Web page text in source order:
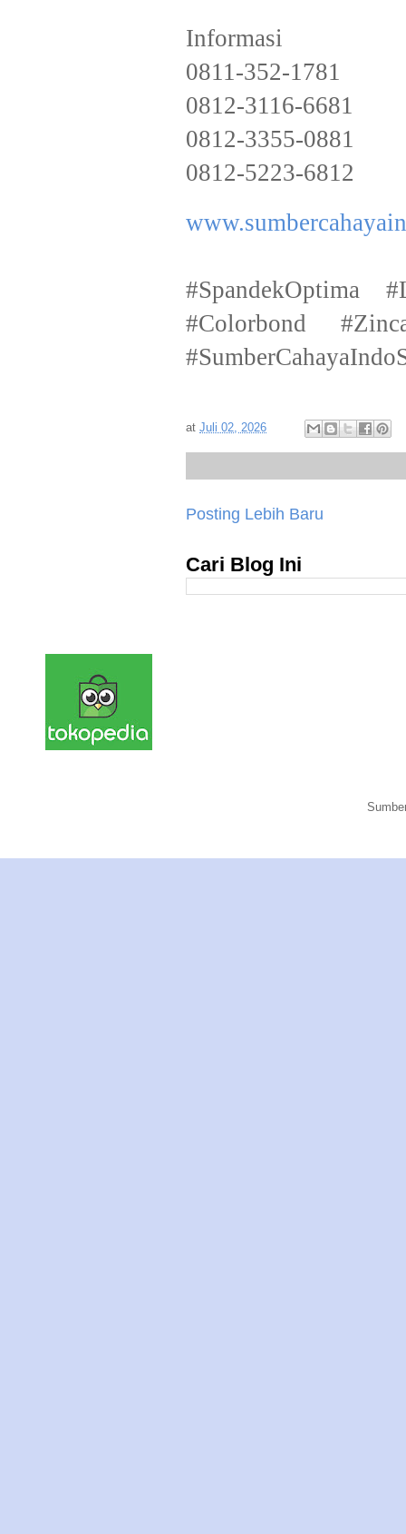
Informasi
0811-352-1781
0812-3116-6681
0812-3355-0881
0812-5223-6812
#SpandekOptima
#Colorbond
at Juli 02, 2026
Posting Lebih Baru
Cari Blog Ini